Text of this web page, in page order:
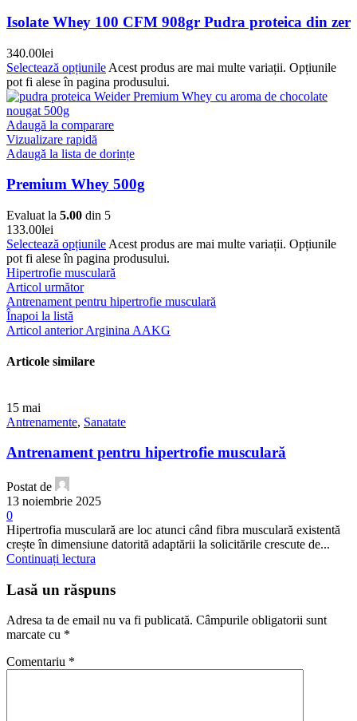
Isolate Whey 100 CFM 908gr Pudra proteica din zer
340.00lei
Selectează opțiunile Acest produs are mai multe variații. Opțiunile
pot fi alese în pagina produsului.
Adaugă la comparare
Vizualizare rapidă
Adaugă la lista de dorințe
Premium Whey 500g
Evaluat la 5.00 din 5
133.00lei
Selectează opțiunile Acest produs are mai multe variații. Opțiunile
pot fi alese în pagina produsului.
Hipertrofie musculară
Articol următor
Antrenament pentru hipertrofie musculară
Înapoi la listă
Articol anterior Arginina AAKG
Articole similare
15 mai
Antrenamente, Sanatate
Antrenament pentru hipertrofie musculară
Postat de
13 noiembrie 2025
0
Hipertrofia musculară are loc atunci când fibra musculară existentă
crește în dimensiune datorită adaptării la solicitările crescute de...
Continuați lectura
Lasă un răspuns
Adresa ta de email nu va fi publicată. Câmpurile obligatorii sunt
marcate cu *
Comentariu *